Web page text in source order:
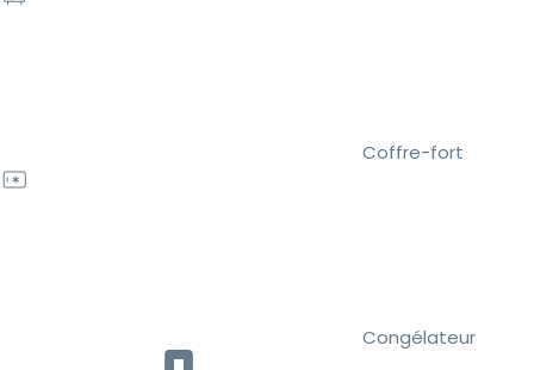
Coffre-fort
Congélateur